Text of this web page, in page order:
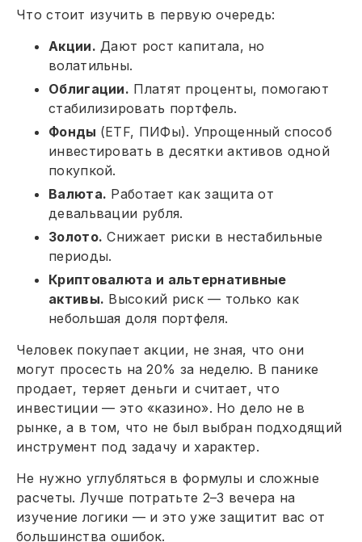
Что стоит изучить в первую очередь:
Акции. Дают рост капитала, но
волатильны.
Облигации. Платят проценты, помогают
стабилизировать портфель.
Фонды (ETF, ПИФы). Упрощенный способ
инвестировать в десятки активов одной
покупкой.
Валюта. Работает как защита от
девальвации рубля.
Золото. Снижает риски в нестабильные
периоды.
Криптовалюта и альтернативные
активы. Высокий риск — только как
небольшая доля портфеля.
Человек покупает акции, не зная, что они
могут просесть на 20% за неделю. В панике
продает, теряет деньги и считает, что
инвестиции — это «казино». Но дело не в
рынке, а в том, что не был выбран подходящий
инструмент под задачу и характер.
Не нужно углубляться в формулы и сложные
расчеты. Лучше потратьте 2–3 вечера на
изучение логики — и это уже защитит вас от
большинства ошибок.